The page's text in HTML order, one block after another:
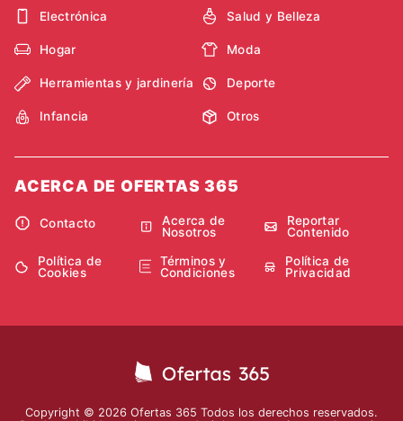
Electrónica Salud y Belleza
Hogar Moda
Herramientas y jardinería Deporte
Infancia Otros
ACERCA DE OFERTAS 365
Contacto
Acerca de
Nosotros
Reportar
Contenido
Política de
Cookies
Términos y
Condiciones
Política de
Privacidad
Copyright © 2026 Ofertas 365 Todos los derechos reservados.